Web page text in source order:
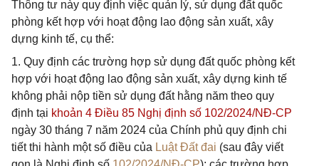
Thông tư này quy định việc quản lý, sử dụng đất quốc
phòng kết hợp với hoạt động lao động sản xuất, xây
dựng kinh tế, cụ thể:
1. Quy định các trường hợp sử dụng đất quốc phòng kết
hợp với hoạt động lao động sản xuất, xây dựng kinh tế
không phải nộp tiền sử dụng đất hằng năm theo quy
định tại khoản 4 Điều 85 Nghị định số 102/2024/NĐ-CP
ngày 30 tháng 7 năm 2024 của Chính phủ quy định chi
tiết thi hành một số điều của Luật Đất đai (sau đây viết